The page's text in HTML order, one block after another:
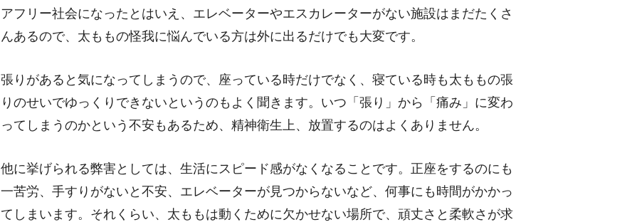
アフリー社会になったとはいえ、エレベーターやエスカレーターがない施設はまだたくさ
んあるので、太ももの怪我に悩んでいる方は外に出るだけでも大変です。
張りがあると気になってしまうので、座っている時だけでなく、寝ている時も太ももの張
りのせいでゆっくりできないというのもよく聞きます。いつ「張り」から「痛み」に変わ
ってしまうのかという不安もあるため、精神衛生上、放置するのはよくありません。
他に挙げられる弊害としては、生活にスピード感がなくなることです。正座をするのにも
一苦労、手すりがないと不安、エレベーターが見つからないなど、何事にも時間がかかっ
てしまいます。それくらい、太ももは動くために欠かせない場所で、頑丈さと柔軟さが求